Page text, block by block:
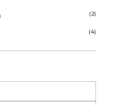
(2)
(4)